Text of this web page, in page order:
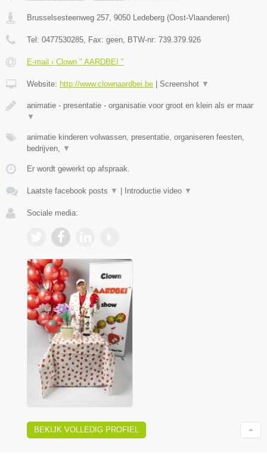
Brusselsesteenweg 257 9050 Ledeberg (Oost-Vlaanderen)
Tel: 0477530285 , Fax: geen , BTW-nr: 739.379.926
E-mail › Clown " AARDBEI "
Website: http://www.clownaardbei.be | Screenshot ▼
animatie - presentatie - organisatie voor groot en klein als er maar
▼
animatie kinderen volwassen, presentatie, organiseren feesten,
bedrijven,
▼
Er wordt gewerkt op afspraak.
Laatste facebook posts ▼ | Introductie video ▼
Sociale media:
BEKIJK VOLLEDIG PROFIEL